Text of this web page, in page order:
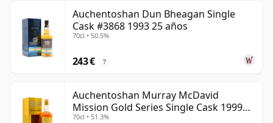
Auchentoshan Dun Bheagan Single
Cask #3868 1993 25 años
70cl • 50.5%
243 € ?
Auchentoshan Murray McDavid
Mission Gold Series Single Cask 1999
24 años
70cl • 51.3%